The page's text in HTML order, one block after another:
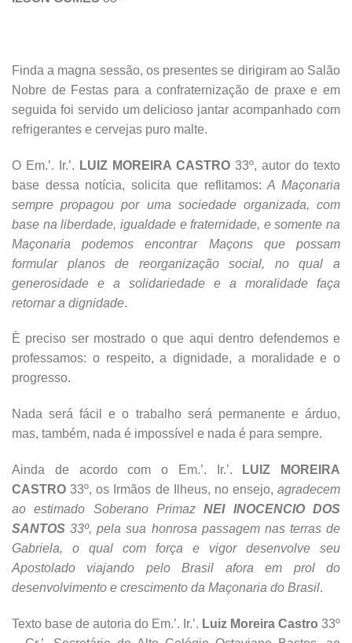
Finda a magna sessão, os presentes se dirigiram ao Salão
Nobre de Festas para a confraternização de praxe e em
seguida foi servido um delicioso jantar acompanhado com
refrigerantes e cervejas puro malte.
O Em.’. Ir.’. LUIZ MOREIRA CASTRO 33º, autor do texto
base dessa notícia, solicita que reflitamos:A Maçonaria
sempre propagou por uma sociedade organizada, com
base na liberdade, igualdade e fraternidade, e somente na
Maçonaria podemos encontrar Maçons que possam
formular planos de reorganização social, no qual a
generosidade e a solidariedade e a moralidade faça
retornar a dignidade.
È preciso ser mostrado o que aqui dentro defendemos e
professamos: o respeito, a dignidade, a moralidade e o
progresso.
Nada será fácil e o trabalho será permanente e árduo,
mas, também, nada é impossível e nada é para sempre.
Ainda de acordo com o Em.’. Ir.’.
LUIZ MOREIRA
CASTRO 33º, os Irmãos de Ilheus, no ensejo, agradecem
ao estimado Soberano PrimazNEI INOCENCIO DOS
SANTOS 33º, pela sua honrosa passagem nas terras de
Gabriela, o qual com força e vigor desenvolve seu
Apostolado viajando pelo Brasil afora em prol do
desenvolvimento e crescimento da Maçonaria do Brasil.
Texto base de autoria do Em.’. Ir.’. Luiz Moreira Castro 33º